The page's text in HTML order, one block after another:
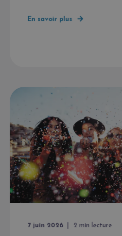
En savoir plus
7 juin 2026 2 min lecture